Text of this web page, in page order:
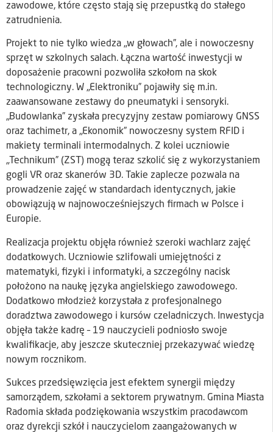
zawodowe, które często stają się przepustką do stałego
zatrudnienia.
Projekt to nie tylko wiedza „w głowach”, ale i nowoczesny
sprzęt w szkolnych salach. Łączna wartość inwestycji w
doposażenie pracowni pozwoliła szkołom na skok
technologiczny. W „Elektroniku” pojawiły się m.in.
zaawansowane zestawy do pneumatyki i sensoryki.
„Budowlanka” zyskała precyzyjny zestaw pomiarowy GNSS
oraz tachimetr, a „Ekonomik” nowoczesny system RFID i
makiety terminali intermodalnych. Z kolei uczniowie
„Technikum” (ZST) mogą teraz szkolić się z wykorzystaniem
gogli VR oraz skanerów 3D. Takie zaplecze pozwala na
prowadzenie zajęć w standardach identycznych, jakie
obowiązują w najnowocześniejszych firmach w Polsce i
Europie.
Realizacja projektu objęła również szeroki wachlarz zajęć
dodatkowych. Uczniowie szlifowali umiejętności z
matematyki, fizyki i informatyki, a szczególny nacisk
położono na naukę języka angielskiego zawodowego.
Dodatkowo młodzież korzystała z profesjonalnego
doradztwa zawodowego i kursów czeladniczych. Inwestycja
objęła także kadrę – 19 nauczycieli podniosło swoje
kwalifikacje, aby jeszcze skuteczniej przekazywać wiedzę
nowym rocznikom.
Sukces przedsięwzięcia jest efektem synergii między
samorządem, szkołami a sektorem prywatnym. Gmina Miasta
Radomia składa podziękowania wszystkim pracodawcom
oraz dyrekcji szkół i nauczycielom zaangażowanych w